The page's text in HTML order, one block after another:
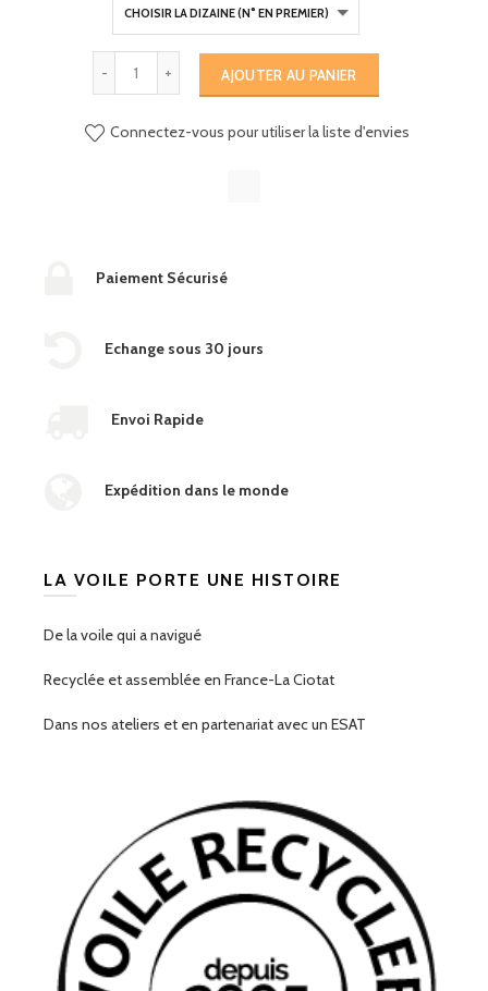
AJOUTER AU PANIER
Connectez-vous pour utiliser la liste d'envies
Paiement Sécurisé
Echange sous 30 jours
Envoi Rapide
Expédition dans le monde
LA VOILE PORTE UNE HISTOIRE
De la voile qui a navigué
Recyclée et assemblée en France-La Ciotat
Dans nos ateliers et en partenariat avec un ESAT